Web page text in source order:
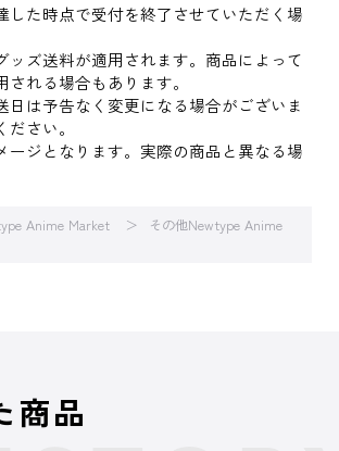
た時点で受付を終了させていただく場
ズ送料が適用されます。商品によって
れる場合もあります。
は予告なく変更になる場合がございま
さい。
ジとなります。実際の商品と異なる場
Anime Market
その他Newtype Anime
商品